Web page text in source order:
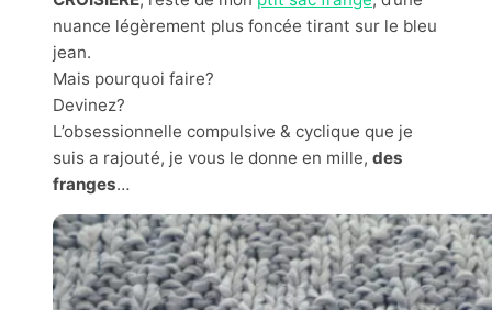
nuance légèrement plus foncée tirant sur le bleu
jean.
Mais pourquoi faire?
Devinez?
L’obsessionnelle compulsive & cyclique que je
suis a rajouté, je vous le donne en mille, des
franges…